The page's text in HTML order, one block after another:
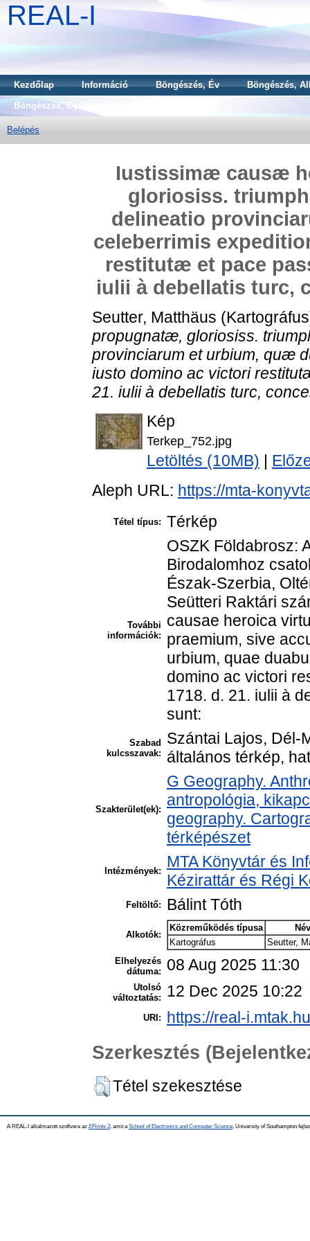
REAL-I
Kezdőlap Információ Böngészés, Év
Böngészés,
Böngészés, Gyűjtemény
Belépés
Iustissimæ causæ
gloriosiss.
delineatio
celeberrimis
restitutæ et pace
iulii à debellatis turc,
Seutter, Matthäus
propugnatæ, gloriosiss.
provinciarum et urbium, quæ
iusto domino ac victori
21. iulii à debellatis turc,
Kép
Terkep_752.jpg
Letöltés (10MB)
Aleph URL: https://mta-
Tétel típus: Térkép
További
információk:
OSZK Földabrosz:
Birodalomhoz
Észak-Szerbia,
Seütteri Raktári
causae heroica
praemium, sive
urbium, quae
domino ac victori
1718. d. 21. iulii à
sunt:
Szabad
kulcsszavak:
Szántai Lajos, Dél-
általános térkép,
Szakterület(ek):
G Geography.
antropológia,
geography.
térképészet
Intézmények:
MTA Könyvtár és
Kézirattár és Régi
Feltöltő: Bálint Tóth
Alkotók:
Közreműködés típusa
Név
Kartográfus
Seutter,
Elhelyezés
dátuma:
08 Aug 2025 11:30
Utolsó
változtatás:
12 Dec 2025 10:22
URI: https://real-
Szerkesztés
Tétel szekesztése
A REAL-I alkalmazott szoftvere az EPrints 3, amit a School of Electronics and Computer Science , University of Southampton